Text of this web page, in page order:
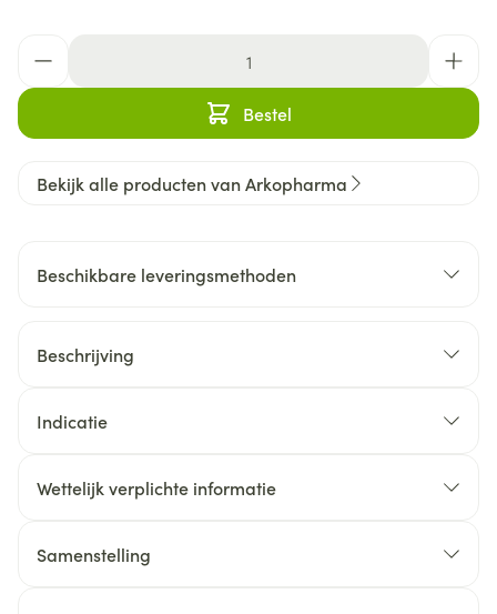
Bestel
Bekijk alle producten van Arkopharma
Beschikbare leveringsmethoden
Beschrijving
Indicatie
Wettelijk verplichte informatie
Samenstelling